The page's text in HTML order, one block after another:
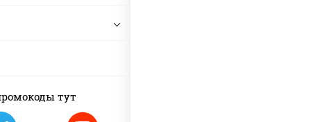
тут